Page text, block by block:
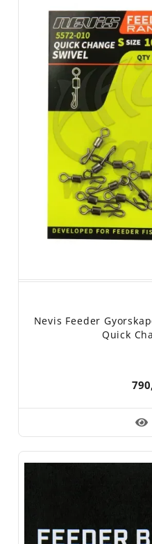
Nevis Feeder
Quick